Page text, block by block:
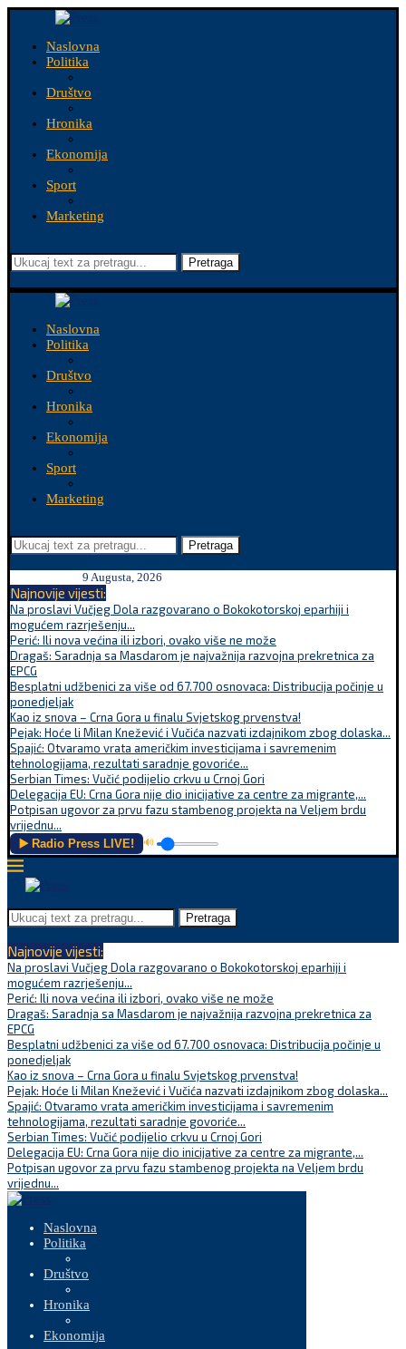
Naslovna
Politika
Društvo
Hronika
Ekonomija
Sport
Marketing
Pretraga
Naslovna
Politika
Društvo
Hronika
Ekonomija
Sport
Marketing
Pretraga
9 Augusta, 2026
Najnovije vijesti:
Na proslavi Vučjeg Dola razgovarano o Bokokotorskoj eparhiji i
mogućem razrješenju...
Perić: Ili nova većina ili izbori, ovako više ne može
Dragaš: Saradnja sa Masdarom je najvažnija razvojna prekretnica za
EPCG
Besplatni udžbenici za više od 67.700 osnovaca: Distribucija počinje u
ponedjeljak
Kao iz snova – Crna Gora u finalu Svjetskog prvenstva!
Pejak: Hoće li Milan Knežević i Vučića nazvati izdajnikom zbog dolaska...
Spajić: Otvaramo vrata američkim investicijama i savremenim
tehnologijama, rezultati saradnje govoriće...
Serbian Times: Vučić podijelio crkvu u Crnoj Gori
Delegacija EU: Crna Gora nije dio inicijative za centre za migrante,...
Potpisan ugovor za prvu fazu stambenog projekta na Veljem brdu
vrijednu...
▶️ Radio Press LIVE! 🔊
Pretraga
Najnovije vijesti:
Na proslavi Vučjeg Dola razgovarano o Bokokotorskoj eparhiji i
mogućem razrješenju...
Perić: Ili nova većina ili izbori, ovako više ne može
Dragaš: Saradnja sa Masdarom je najvažnija razvojna prekretnica za
EPCG
Besplatni udžbenici za više od 67.700 osnovaca: Distribucija počinje u
ponedjeljak
Kao iz snova – Crna Gora u finalu Svjetskog prvenstva!
Pejak: Hoće li Milan Knežević i Vučića nazvati izdajnikom zbog dolaska...
Spajić: Otvaramo vrata američkim investicijama i savremenim
tehnologijama, rezultati saradnje govoriće...
Serbian Times: Vučić podijelio crkvu u Crnoj Gori
Delegacija EU: Crna Gora nije dio inicijative za centre za migrante,...
Potpisan ugovor za prvu fazu stambenog projekta na Veljem brdu
vrijednu...
Naslovna
Politika
Društvo
Hronika
Ekonomija